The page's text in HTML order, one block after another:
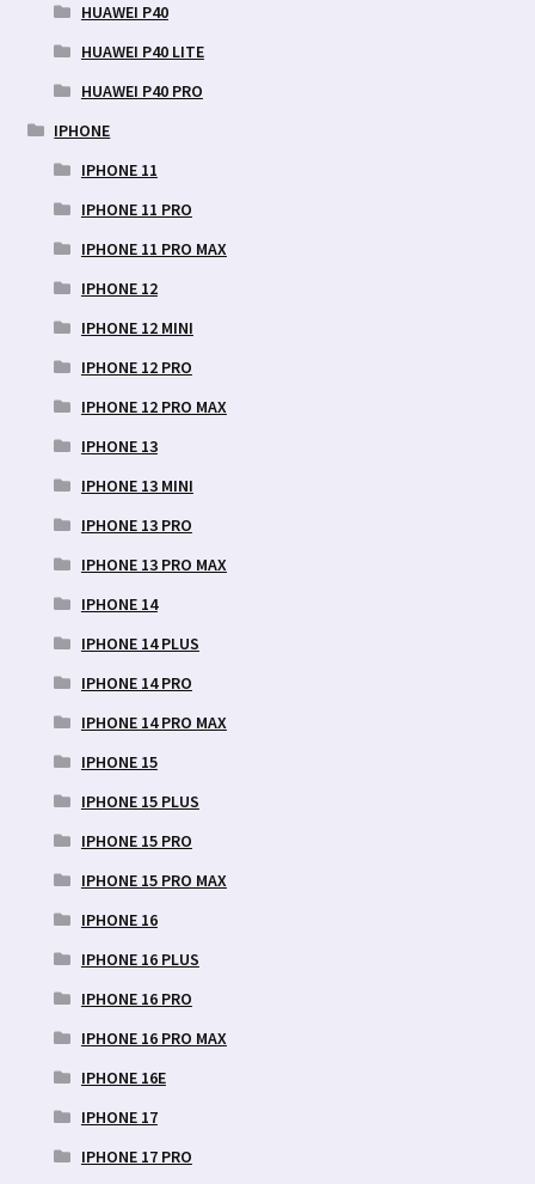
HUAWEI P40
HUAWEI P40 LITE
HUAWEI P40 PRO
IPHONE
IPHONE 11
IPHONE 11 PRO
IPHONE 11 PRO MAX
IPHONE 12
IPHONE 12 MINI
IPHONE 12 PRO
IPHONE 12 PRO MAX
IPHONE 13
IPHONE 13 MINI
IPHONE 13 PRO
IPHONE 13 PRO MAX
IPHONE 14
IPHONE 14 PLUS
IPHONE 14 PRO
IPHONE 14 PRO MAX
IPHONE 15
IPHONE 15 PLUS
IPHONE 15 PRO
IPHONE 15 PRO MAX
IPHONE 16
IPHONE 16 PLUS
IPHONE 16 PRO
IPHONE 16 PRO MAX
IPHONE 16E
IPHONE 17
IPHONE 17 PRO